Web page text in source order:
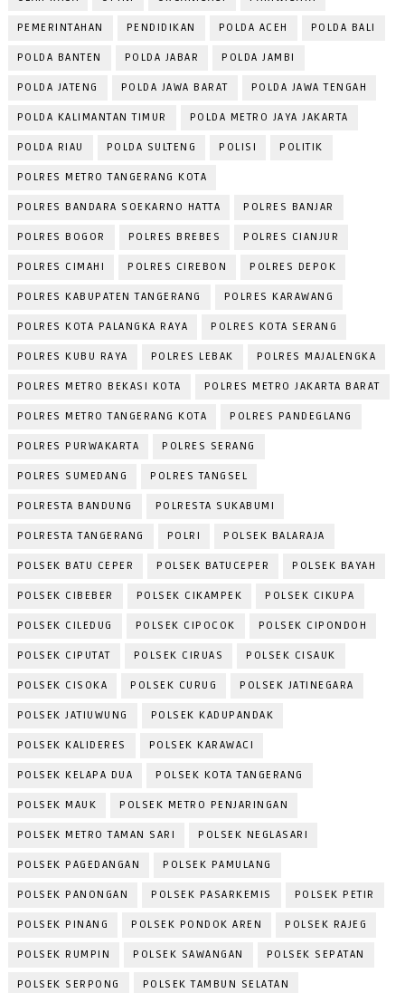
PEMERINTAHAN PENDIDIKAN POLDA ACEH POLDA BALI
POLDA BANTEN POLDA JABAR POLDA JAMBI
POLDA JATENG POLDA JAWA BARAT POLDA JAWA TENGAH
POLDA KALIMANTAN TIMUR POLDA METRO JAYA JAKARTA
POLDA RIAU POLDA SULTENG POLISI POLITIK
POLRES METRO TANGERANG KOTA
POLRES BANDARA SOEKARNO HATTA POLRES BANJAR
POLRES BOGOR POLRES BREBES POLRES CIANJUR
POLRES CIMAHI POLRES CIREBON POLRES DEPOK
POLRES KABUPATEN TANGERANG POLRES KARAWANG
POLRES KOTA PALANGKA RAYA POLRES KOTA SERANG
POLRES KUBU RAYA POLRES LEBAK POLRES MAJALENGKA
POLRES METRO BEKASI KOTA POLRES METRO JAKARTA BARAT
POLRES METRO TANGERANG KOTA POLRES PANDEGLANG
POLRES PURWAKARTA POLRES SERANG
POLRES SUMEDANG POLRES TANGSEL
POLRESTA BANDUNG POLRESTA SUKABUMI
POLRESTA TANGERANG POLRI POLSEK BALARAJA
POLSEK BATU CEPER POLSEK BATUCEPER POLSEK BAYAH
POLSEK CIBEBER POLSEK CIKAMPEK POLSEK CIKUPA
POLSEK CILEDUG POLSEK CIPOCOK POLSEK CIPONDOH
POLSEK CIPUTAT POLSEK CIRUAS POLSEK CISAUK
POLSEK CISOKA POLSEK CURUG POLSEK JATINEGARA
POLSEK JATIUWUNG POLSEK KADUPANDAK
POLSEK KALIDERES POLSEK KARAWACI
POLSEK KELAPA DUA POLSEK KOTA TANGERANG
POLSEK MAUK POLSEK METRO PENJARINGAN
POLSEK METRO TAMAN SARI POLSEK NEGLASARI
POLSEK PAGEDANGAN POLSEK PAMULANG
POLSEK PANONGAN POLSEK PASARKEMIS POLSEK PETIR
POLSEK PINANG POLSEK PONDOK AREN POLSEK RAJEG
POLSEK RUMPIN POLSEK SAWANGAN POLSEK SEPATAN
POLSEK SERPONG POLSEK TAMBUN SELATAN